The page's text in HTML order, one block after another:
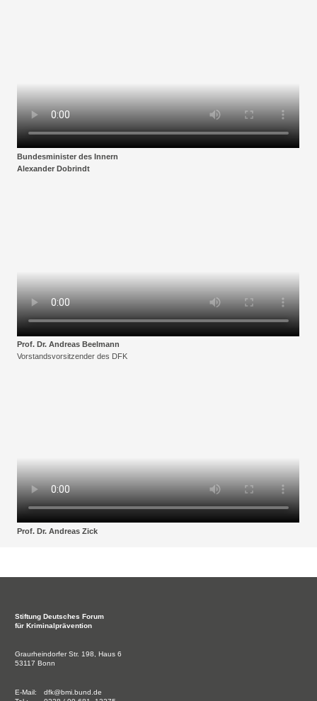
Bundesminister des Innern
Alexander Dobrindt
Prof. Dr. Andreas Beelmann
Vorstandsvorsitzender des DFK
Prof. Dr. Andreas Zick
Stiftung Deutsches Forum
für Kriminalprävention
Graurheindorfer Str. 198, Haus 6
53117 Bonn
E-Mail:
dfk@bmi.bund.de